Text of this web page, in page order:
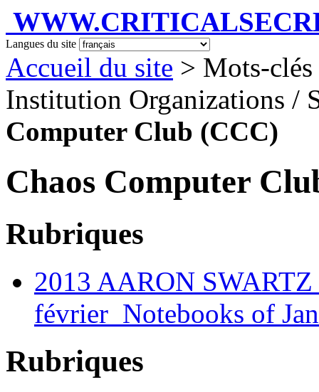
Langues du site
Accueil du site > Mots-
Institution Organizations /
Computer Club (CCC)
Chaos Computer
Rubriques
2013 AARON
février_Notebooks of
Rubriques